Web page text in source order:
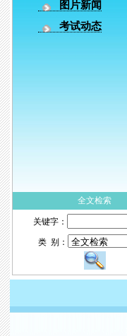
图片新闻
考试动态
全文检索
关键字：
类 别：